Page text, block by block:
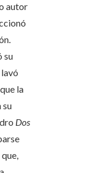
autor
su
la
su
Dos